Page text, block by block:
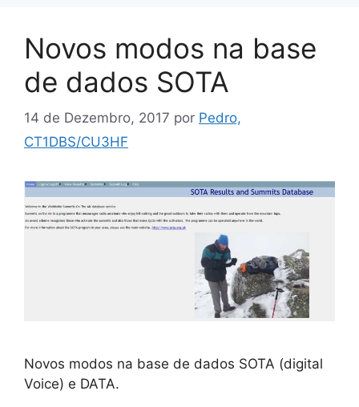
Novos modos na base
de dados SOTA
14 de Dezembro, 2017 por Pedro,
CT1DBS/CU3HF
Novos modos na base de dados SOTA (digital
Voice) e DATA.